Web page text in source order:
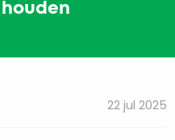
22 jul 2025